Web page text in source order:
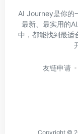
AI Journey是你的
最新、最实用的
中，都能找到最适
友链申请
Copyright ©